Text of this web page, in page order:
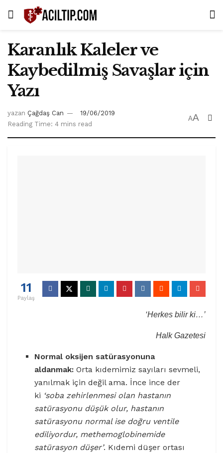
Karanlık Kaleler ve
Kaybedilmiş Savaşlar için
Yazı
yazan Çağdaş Can
19/06/2019
Reading Time: 4 mins read
AA
11
Paylaş
‘Herkes bilir ki…’
Halk Gazetesi
Normal oksijen satürasyonuna
aldanmak:Orta kıdemimiz sayıları sevmeli,
yanılmak için değil ama. İnce ince der
ki ‘soba zehirlenmesi olan hastanın
satürasyonu düşük olur, hastanın
satürasyonu normal ise doğru ventile
ediliyordur, methemoglobinemide
satürasyon düşer’. Kıdemi düşer ortası